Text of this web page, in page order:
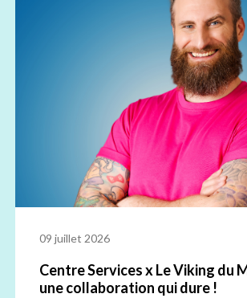
09 juillet 2026
Centre Services x Le Viking du
une collaboration qui dure !